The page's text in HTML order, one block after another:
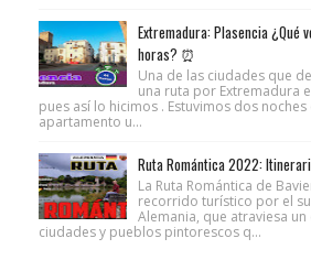
Extremadura: Plasencia ¿Qué
horas? ⏰
Una de las ciudades que
una ruta por Extremadura
pues así lo hicimos . Estuvimos dos noches
apartamento u...
Ruta Romántica 2022:
La Ruta Romántica de
recorrido turístico por el
Alemania, que atraviesa
ciudades y pueblos pintorescos q...